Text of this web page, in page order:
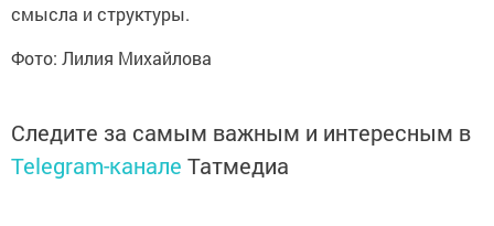
смысла и структуры.
Фото: Лилия Михайлова
Следите за самым важным и интересным в
Telegram-канале Татмедиа